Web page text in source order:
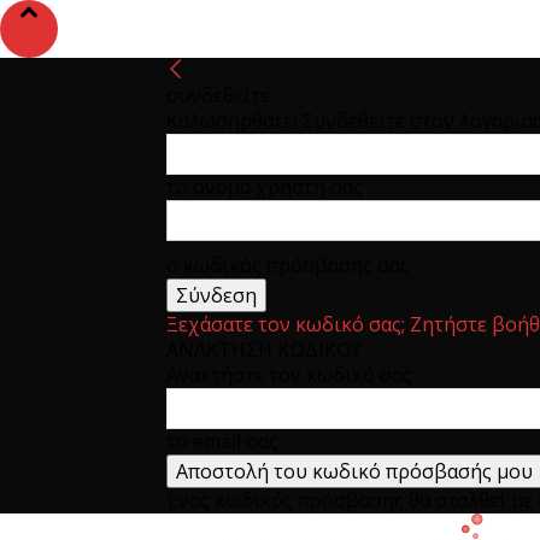
Ξεχάσατε τον κωδικό σας; Ζητήστε